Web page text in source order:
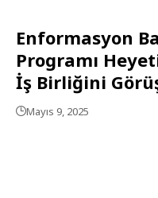
Enformasyon
Programı
İş Birliğini
Mayıs 9, 2025